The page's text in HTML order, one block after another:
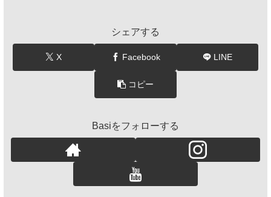
シェアする
X Facebook LINE
コピー
Basiをフォローする